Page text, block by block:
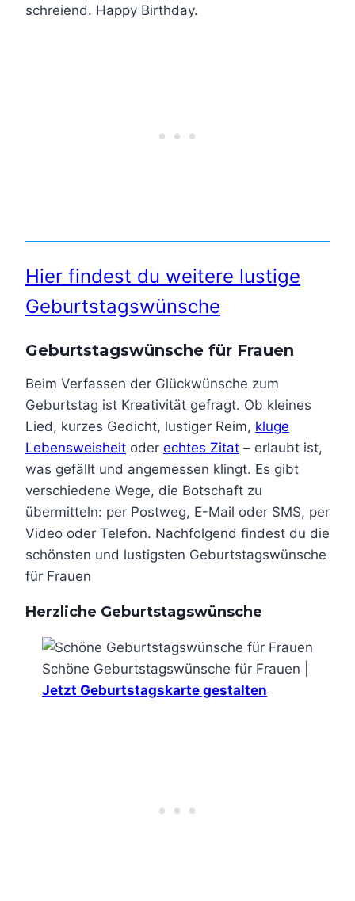
schreiend. Happy Birthday.
Hier findest du weitere lustige
Geburtstagswünsche
Geburtstagswünsche für Frauen
Beim Verfassen der Glückwünsche zum
Geburtstag ist Kreativität gefragt. Ob kleines
Lied, kurzes Gedicht, lustiger Reim, kluge
Lebensweisheit oder echtes Zitat – erlaubt ist,
was gefällt und angemessen klingt. Es gibt
verschiedene Wege, die Botschaft zu
übermitteln: per Postweg, E-Mail oder SMS, per
Video oder Telefon. Nachfolgend findest du die
schönsten und lustigsten Geburtstagswünsche
für Frauen
Herzliche Geburtstagswünsche
Schöne Geburtstagswünsche für Frauen |
Jetzt Geburtstagskarte gestalten